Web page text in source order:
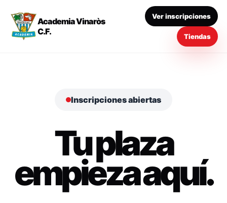
Academia Vinaròs
C.F.
Ver inscripciones
Tiendas
Inscripciones abiertas
Tu plaza
empieza aquí.